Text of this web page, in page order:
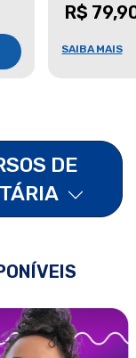
R$
SAIBA MAIS
DE